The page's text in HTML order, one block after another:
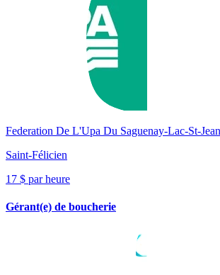
Federation De L'Upa Du Saguenay-Lac-St-Jean
Saint-Félicien
17 $ par heure
Gérant(e) de boucherie